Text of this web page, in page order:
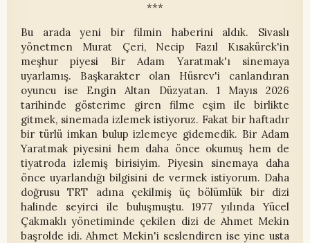
***
Bu arada yeni bir filmin haberini aldık. Sivaslı
yönetmen Murat Çeri, Necip Fazıl Kısakürek'in
meşhur piyesi Bir Adam Yaratmak'ı sinemaya
uyarlamış. Başkarakter olan Hüsrev'i canlandıran
oyuncu ise Engin Altan Düzyatan. 1 Mayıs 2026
tarihinde gösterime giren filme eşim ile birlikte
gitmek, sinemada izlemek istiyoruz. Fakat bir haftadır
bir türlü imkan bulup izlemeye gidemedik. Bir Adam
Yaratmak piyesini hem daha önce okumuş hem de
tiyatroda izlemiş birisiyim. Piyesin sinemaya daha
önce uyarlandığı bilgisini de vermek istiyorum. Daha
doğrusu TRT adına çekilmiş üç bölümlük bir dizi
halinde seyirci ile buluşmuştu. 1977 yılında Yücel
Çakmaklı yönetiminde çekilen dizi de Ahmet Mekin
başrolde idi. Ahmet Mekin'i seslendiren ise yine usta